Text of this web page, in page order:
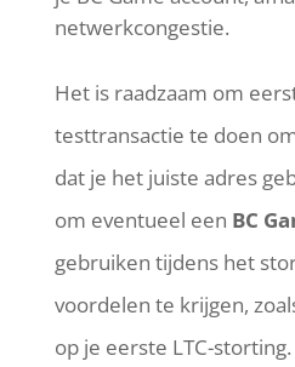
netwerkcongestie.
Het is raadzaam om
testtransactie te doen
dat je het juiste adres
om eventueel een BC
gebruiken tijdens het
voordelen te krijgen,
op je eerste LTC-storting.